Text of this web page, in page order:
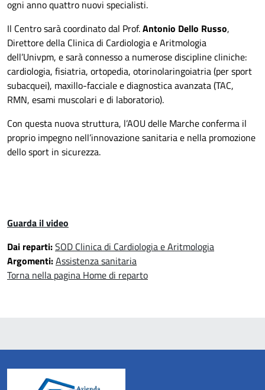
ogni anno quattro nuovi specialisti.
Il Centro sarà coordinato dal Prof.Antonio Dello Russo,
Direttore della Clinica di Cardiologia e Aritmologia
dell’Univpm, e sarà connesso a numerose discipline cliniche:
cardiologia, fisiatria, ortopedia, otorinolaringoiatria (per sport
subacquei), maxillo-facciale e diagnostica avanzata (TAC,
RMN, esami muscolari e di laboratorio).
Con questa nuova struttura, l’AOU delle Marche conferma il
proprio impegno nell’innovazione sanitaria e nella promozione
dello sport in sicurezza.
Guarda il video
Dai reparti:SOD Clinica di Cardiologia e Aritmologia
Argomenti:Assistenza sanitaria
Torna nella pagina Home di reparto